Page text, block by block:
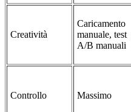
Creatività
Caricamento
manuale, test
A/B manuali
Controllo Massimo